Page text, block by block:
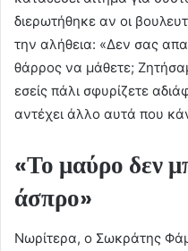
διερωτήθηκε αν οι
την αλήθεια: «Δεν σας
θάρρος να μάθετε;
εσείς πάλι σφυρίζετε
αντέχει άλλο αυτά που
«Το μαύρο δεν
άσπρο»
Νωρίτερα, ο Σωκράτης